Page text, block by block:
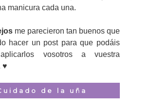
manicura cada una.
me parecieron tan buenos que
hacer un post para que podáis
vosotros a vuestra
♥
de la uña